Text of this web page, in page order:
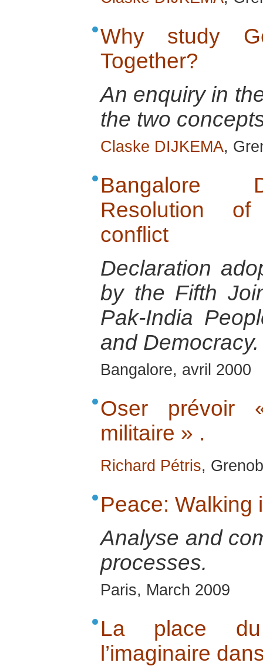
Why study
Together?
An enquiry in
the two
Claske DIJKEMA,
Bangalore
Resolution
conflict
Declaration
by the Fifth
Pak-India
and Democracy.
Bangalore, avril 2000
Oser prévoir
militaire » .
Richard Pétris,
Peace: Walking
Analyse and
processes.
Paris, March 2009
La place
l’imaginaire